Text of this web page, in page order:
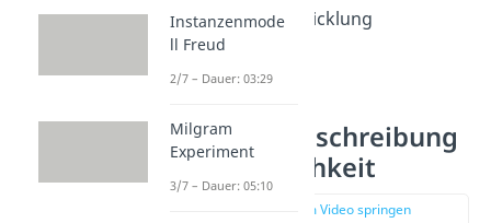
Persönlichkeitsentwicklung
beeinträchtigen.
Big Five — Beschreibung
der Persönlichkeit
zur Stelle im Video springen
Instanzenmode
ll Freud
2/7 – Dauer: 03:29
Milgram
Experiment
3/7 – Dauer: 05:10